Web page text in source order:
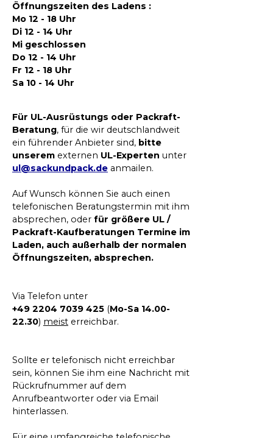
Öffnungszeiten des Ladens :
Mo 12 - 18 Uhr
Di 12 - 14 Uhr
Mi geschlossen
Do 12 - 14 Uhr
Fr 12 - 18 Uhr
Sa 10 - 14 Uhr
Für UL-Ausrüstungs oder Packraft-
Beratung, für die wir deutschlandweit
ein führender Anbieter sind, bitte
unserem externen UL-Experten unter
ul@sackundpack.de anmailen.
Auf Wunsch können Sie auch einen
telefonischen Beratungstermin mit ihm
absprechen, oder für größere UL /
Packraft-Kaufberatungen Termine im
Laden, auch außerhalb der normalen
Öffnungszeiten, absprechen.
Via Telefon unter
+49 2204 7039 425 (Mo-Sa 14.00-
22.30) meist erreichbar.
Sollte er telefonisch nicht erreichbar
sein, können Sie ihm eine Nachricht mit
Rückrufnummer auf dem
Anrufbeantworter oder via Email
hinterlassen.